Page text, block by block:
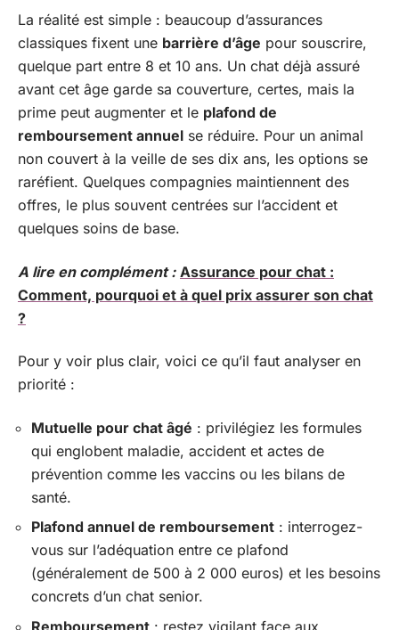
La réalité est simple : beaucoup d’assurances
classiques fixent une barrière d’âge pour souscrire,
quelque part entre 8 et 10 ans. Un chat déjà assuré
avant cet âge garde sa couverture, certes, mais la
prime peut augmenter et le plafond de
remboursement annuel se réduire. Pour un animal
non couvert à la veille de ses dix ans, les options se
raréfient. Quelques compagnies maintiennent des
offres, le plus souvent centrées sur l’accident et
quelques soins de base.
A lire en complément : Assurance pour chat :
Comment, pourquoi et à quel prix assurer son chat
?
Pour y voir plus clair, voici ce qu’il faut analyser en
priorité :
Mutuelle pour chat âgé : privilégiez les formules
qui englobent maladie, accident et actes de
prévention comme les vaccins ou les bilans de
santé.
Plafond annuel de remboursement : interrogez-
vous sur l’adéquation entre ce plafond
(généralement de 500 à 2 000 euros) et les besoins
concrets d’un chat senior.
Remboursement : restez vigilant face aux